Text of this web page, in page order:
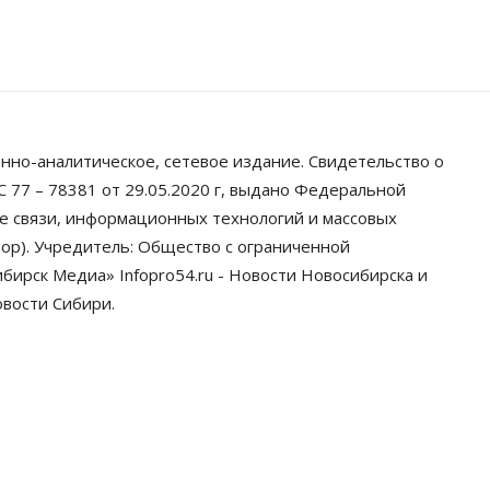
Росреестр назвал
главные причины отказов в
регистрации недвижимости в
Телекоммуникации
аналитическое, сетевое издание. Свидетельство о
– 78381 от 29.05.2020 г, выдано Федеральной
связи, информационных технологий и массовых
Учредитель: Общество с ограниченной
Медиа» Infopro54.ru - Новости Новосибирска и
Сибири.